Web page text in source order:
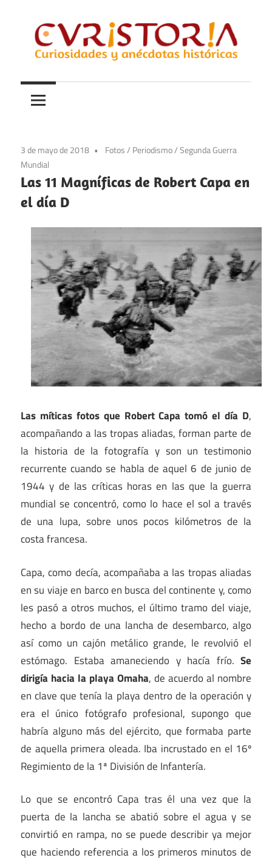
contenido
Curistoria
y
anécdotas
historia
3 de mayo de 2018 Fotos/ Periodismo/Segunda Guerra
Mundial
Las 11 Magníficas de Robert Capa en
el día D
Las míticas fotos que Robert Capa tomó el día D,
acompañando a las tropas aliadas, forman parte de
la historia de la fotografía y son un testimonio
recurrente cuando se habla de aquel 6 de junio de
1944 y de las críticas horas en las que la guerra
mundial se concentró, como lo hace el sol a través
de una lupa, sobre unos pocos kilómetros de la
costa francesa.
Capa, como decía, acompañaba a las tropas aliadas
en su viaje en barco en busca del continente y, como
les pasó a otros muchos, el último tramo del viaje,
hecho a bordo de una lancha de desembarco, algo
así como un cajón metálico grande, le revolvió el
estómago. Estaba amaneciendo y hacía frío. Se
dirigía hacia la playa Omaha, de acuerdo al nombre
en clave que tenía la playa dentro de la operación y
era el único fotógrafo profesional, supongo que
habría alguno más del ejército, que formaba parte
de aquella primera oleada. Iba incrustado en el 16º
Regimiento de la 1ª División de Infantería.
Lo que se encontró Capa tras él una vez que la
puerta de la lancha se abatió sobre el agua y se
convirtió en rampa, no se puede describir ya mejor
que haciendo referencia a los primeros minutos de